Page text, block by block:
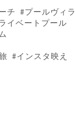
#プールヴィラ
イベートプール
#インスタ映え